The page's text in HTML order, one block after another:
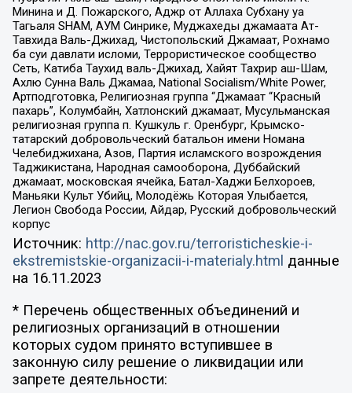
Минина и Д. Пожарского, Аджр от Аллаха Субхану уа
Тагьаля SHAM, АУМ Синрике, Муджахеды джамаата Ат-
Тавхида Валь-Джихад, Чистопольский Джамаат, Рохнамо
ба суи давлати исломи, Террористическое сообщество
Сеть, Катиба Таухид валь-Джихад, Хайят Тахрир аш-Шам,
Ахлю Сунна Валь Джамаа, National Socialism/White Power,
Артподготовка, Религиозная группа “Джамаат “Красный
пахарь”, Колумбайн, Хатлонский джамаат, Мусульманская
религиозная группа п. Кушкуль г. Оренбург, Крымско-
татарский добровольческий батальон имени Номана
Челебиджихана, Азов, Партия исламского возрождения
Таджикистана, Народная самооборона, Дуббайский
джамаат, московская ячейка, Батал-Хаджи Белхороев,
Маньяки Культ Убийц, Молодёжь Которая Улыбается,
Легион Свобода России, Айдар, Русский добровольческий
корпус
Источник: http://nac.gov.ru/terroristicheskie-i-
ekstremistskie-organizacii-i-materialy.html данные
на 16.11.2023
* Перечень общественных объединений и
религиозных организаций в отношении
которых судом принято вступившее в
законную силу решение о ликвидации или
запрете деятельности: